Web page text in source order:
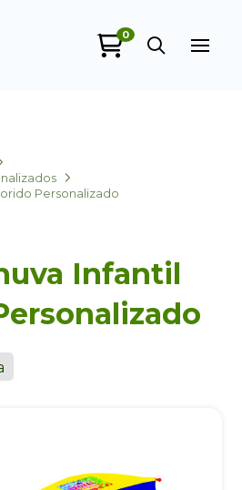
0
Personalizado
Infantil
receber comunicações.